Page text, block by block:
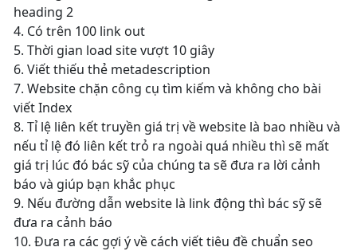
heading 2
4. Có trên 100 link out
5. Thời gian load site vượt 10 giây
6. Viết thiếu thẻ metadescription
7. Website chặn công cụ tìm kiếm và không cho bài
viết Index
8. Tỉ lệ liên kết truyền giá trị về website là bao nhiều và
nếu tỉ lệ đó liên kết trỏ ra ngoài quá nhiều thì sẽ mất
giá trị lúc đó bác sỹ của chúng ta sẽ đưa ra lời cảnh
báo và giúp bạn khắc phục
9. Nếu đường dẫn website là link động thì bác sỹ sẽ
đưa ra cảnh báo
10. Đưa ra các gợi ý về cách viết tiêu đề chuẩn seo